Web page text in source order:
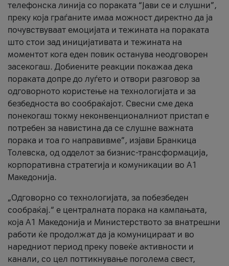
телефонска линија со пораката “Јави се и слушни”,
преку која граѓаните имаа можност директно да ја
почувствуваат емоцијата и тежината на пораката
што стои зад иницијативата и тежината на
моментот кога еден повик останува неодговорен
засекогаш. Добиените реакции покажаа дека
пораката допре до луѓето и отвори разговор за
одговорното користење на технологијата и за
безбедноста во сообраќајот. Свесни сме дека
понекогаш токму неконвенционалниот пристап е
потребен за навистина да се слушне важната
порака и тоа го направивме”, изјави Бранкица
Толевска, од одделот за бизнис-трансформација,
корпоративна стратегија и комуникации во А1
Македонија.
„Одговорно со технологијата, за побезбеден
сообраќај.“ е централната порака на кампањата,
која A1 Македонија и Министерството за внатрешни
работи ќе продолжат да ја комуницираат и во
наредниот период преку повеќе активности и
канали, со цел поттикнување поголема свест,